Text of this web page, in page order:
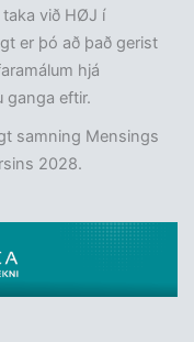
við HØJ í
er þó að það gerist
hjá
eftir.
samning Mensings
2028.